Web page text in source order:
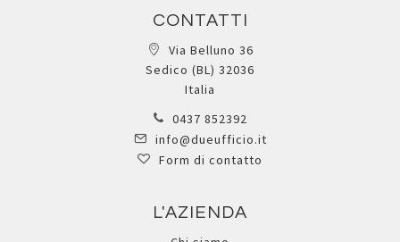
CONTATTI
Via Belluno 36
Sedico (BL) 32036
Italia
0437 852392
info@dueufficio.it
Form di contatto
L'AZIENDA